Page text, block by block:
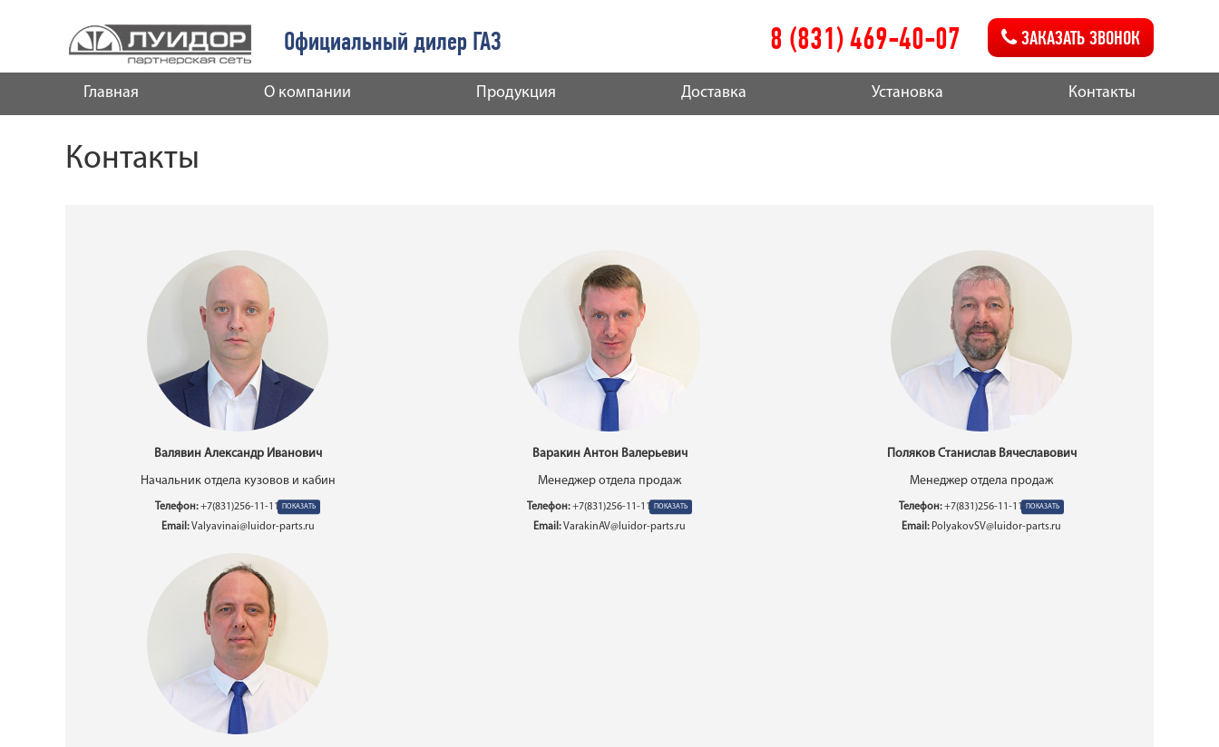
Официальный дилер ГАЗ ЗАКАЗАТЬ ЗВОНОК
8 (831) 469-40-07
Главная О компании Продукция Доставка Установка Контакты
Контакты
Валявин Александр Иванович
Начальник отдела кузовов и кабин
Телефон: +7(831)256-11-11 вн. 5260
Email: Valyavinai@luidor-parts.ru
Варакин Антон Валерьевич
Менеджер отдела продаж
Телефон: +7(831)256-11-11 вн. 5306
Email: VarakinAV@luidor-parts.ru
Поляков Станислав Вячеславович
Менеджер отдела продаж
Телефон: +7(831)256-11-11 вн. 5259
Email: PolyakovSV@luidor-parts.ru